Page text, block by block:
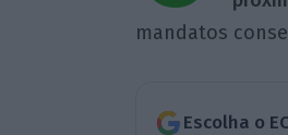
mandatos
Escolha o